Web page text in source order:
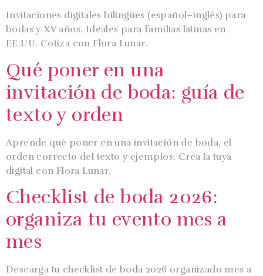
Invitaciones digitales bilingües (español–inglés) para
bodas y XV años. Ideales para familias latinas en
EE.UU. Cotiza con Flora Lunar.
Qué poner en una
invitación de boda: guía de
texto y orden
Aprende qué poner en una invitación de boda, el
orden correcto del texto y ejemplos. Crea la tuya
digital con Flora Lunar.
Checklist de boda 2026:
organiza tu evento mes a
mes
Descarga tu checklist de boda 2026 organizado mes a